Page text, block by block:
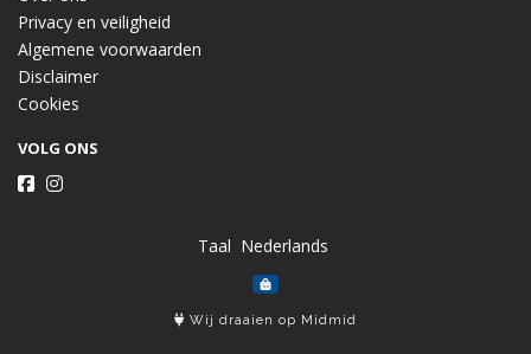
Privacy en veiligheid
Algemene voorwaarden
Disclaimer
Cookies
VOLG ONS
Taal
Wij draaien op Midmid